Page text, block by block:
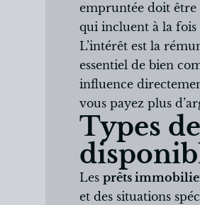
empruntée doit être
qui incluent à la fois
L’intérêt est la
essentiel de bien
influence
vous payez plus
Types
Les prêts
et des situations